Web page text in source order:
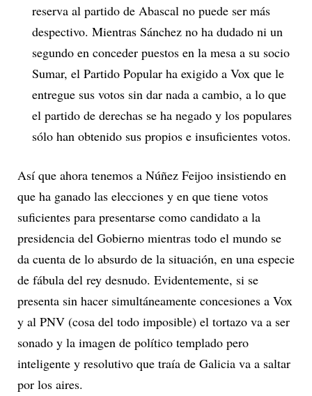
reserva al partido de Abascal no puede ser más
despectivo. Mientras Sánchez no ha dudado ni un
segundo en conceder puestos en la mesa a su socio
Sumar, el Partido Popular ha exigido a Vox que le
entregue sus votos sin dar nada a cambio, a lo que
el partido de derechas se ha negado y los populares
sólo han obtenido sus propios e insuficientes votos.
Así que ahora tenemos a Núñez Feijoo insistiendo en
que ha ganado las elecciones y en que tiene votos
suficientes para presentarse como candidato a la
presidencia del Gobierno mientras todo el mundo se
da cuenta de lo absurdo de la situación, en una especie
de fábula del rey desnudo. Evidentemente, si se
presenta sin hacer simultáneamente concesiones a Vox
y al PNV (cosa del todo imposible) el tortazo va a ser
sonado y la imagen de político templado pero
inteligente y resolutivo que traía de Galicia va a saltar
por los aires.